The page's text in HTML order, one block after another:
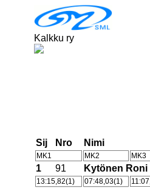
Kalkku ry
Sij Nro Nimi
MK1 MK2 MK3
1 91 Kytönen Roni
13:15,82(1) 07:48,03(1)